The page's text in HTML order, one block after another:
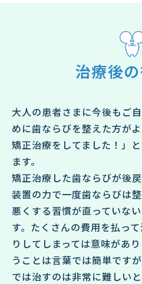
治療後
大人の患者さまに今後もご
めに歯ならびを整えた方が
矯正治療をしてました！」
ます。
矯正治療した歯ならびが後
装置の力で一度歯ならびは
悪くする習慣が直っていな
す。たくさんの費用を払っ
りしてしまっては意味があ
うことは言葉では簡単です
では治すのは非常に難しい